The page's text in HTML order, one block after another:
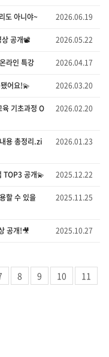
도 아니야~ 2026.06.19
상 공개📽️ 2026.05.22
라인 특강 2026.04.17
어요!💫 2026.03.20
기초과정 O
2026.02.20
용 총정리.zi
2026.01.23
TOP3 공개💫 2025.12.22
할 수 있을
2025.11.25
공개!🎥 2025.10.27
8 9 10
11